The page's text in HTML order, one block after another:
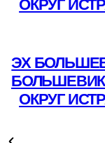
ОКРУГ
ЭХ
ОКРУГ